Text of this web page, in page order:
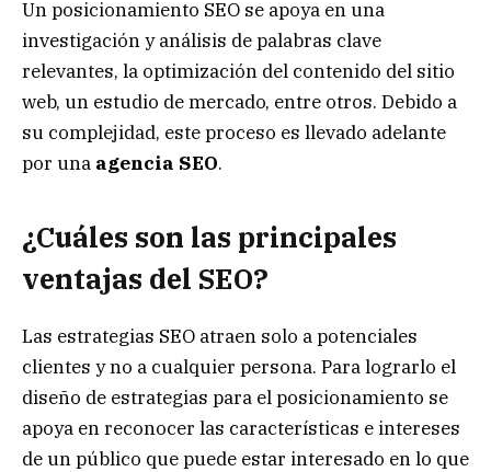
Un posicionamiento SEO se apoya en una
investigación y análisis de palabras clave
relevantes, la optimización del contenido del sitio
web, un estudio de mercado, entre otros. Debido a
su complejidad, este proceso es llevado adelante
por una agencia SEO.
¿Cuáles son las principales
ventajas del SEO?
Las estrategias SEO atraen solo a potenciales
clientes y no a cualquier persona. Para lograrlo el
diseño de estrategias para el posicionamiento se
apoya en reconocer las características e intereses
de un público que puede estar interesado en lo que